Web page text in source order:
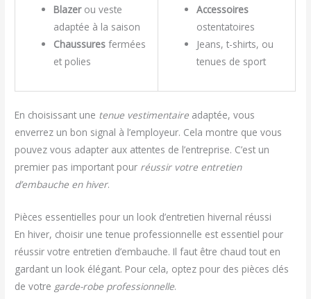
Blazerou veste
adaptée à la saison
Chaussuresfermées
et polies
Accessoires
ostentatoires
Jeans, t-shirts, ou
tenues de sport
En choisissant une tenue vestimentaire adaptée, vous
enverrez un bon signal à l’employeur. Cela montre que vous
pouvez vous adapter aux attentes de l’entreprise. C’est un
premier pas important pour réussir votre entretien
d’embauche en hiver.
Pièces essentielles pour un look d’entretien hivernal réussi
En hiver, choisir une tenue professionnelle est essentiel pour
réussir votre entretien d’embauche. Il faut être chaud tout en
gardant un look élégant. Pour cela, optez pour des pièces clés
de votre garde-robe professionnelle.